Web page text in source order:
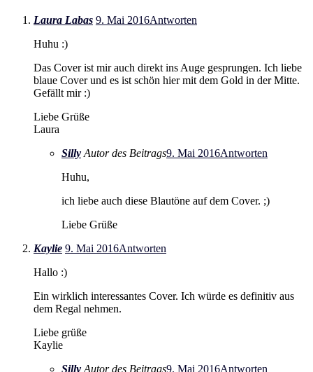
Laura Labas 9. Mai 2016Antworten
Huhu :)
Das Cover ist mir auch direkt ins Auge gesprungen. Ich liebe
blaue Cover und es ist schön hier mit dem Gold in der Mitte.
Gefällt mir :)
Liebe Grüße
Laura
Silly Autor des Beitrags9. Mai 2016Antworten
Huhu,
ich liebe auch diese Blautöne auf dem Cover. ;)
Liebe Grüße
Kaylie 9. Mai 2016Antworten
Hallo :)
Ein wirklich interessantes Cover. Ich würde es definitiv aus
dem Regal nehmen.
Liebe grüße
Kaylie
Silly Autor des Beitrags9. Mai 2016Antworten